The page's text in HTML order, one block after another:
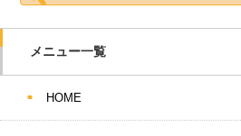
メニュー一覧
HOME